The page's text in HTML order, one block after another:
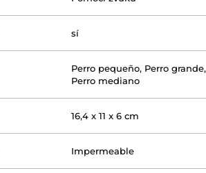
sí
Perro pequeño, Perro grande,
Perro mediano
16,4 x 11 x 6 cm
Impermeable